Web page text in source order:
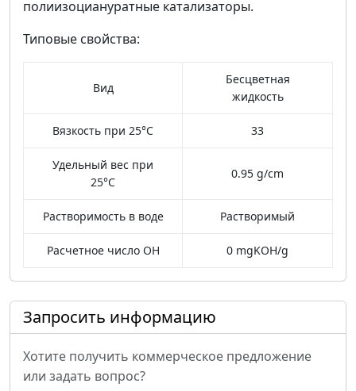
полиизоциануратные катализаторы.
Типовые свойства:
Вид
Бесцветная
жидкость
Вязкость при 25°C 33
Удельный вес при
25°C
0.95 g/cm
Растворимость в воде Растворимый
Расчетное число ОН 0 mgKOH/g
Запросить информацию
Хотите получить коммерческое предложение
или задать вопрос?